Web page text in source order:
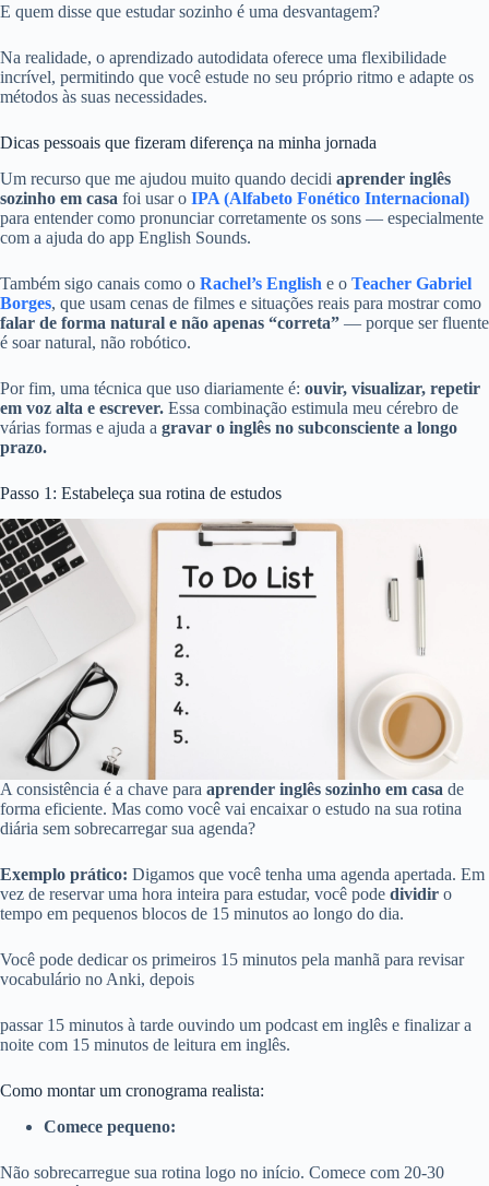
E quem disse que estudar sozinho é uma desvantagem?
Na realidade, o aprendizado autodidata oferece uma flexibilidade
incrível, permitindo que você estude no seu próprio ritmo e adapte os
métodos às suas necessidades.
Dicas pessoais que fizeram diferença na minha jornada
Um recurso que me ajudou muito quando decidi aprender inglês
sozinho em casa foi usar o IPA (Alfabeto Fonético Internacional)
para entender como pronunciar corretamente os sons — especialmente
com a ajuda do app English Sounds.
Também sigo canais como o Rachel’s English e o Teacher Gabriel
Borges, que usam cenas de filmes e situações reais para mostrar como
falar de forma natural e não apenas “correta” — porque ser fluente
é soar natural, não robótico.
Por fim, uma técnica que uso diariamente é: ouvir, visualizar, repetir
em voz alta e escrever. Essa combinação estimula meu cérebro de
várias formas e ajuda a gravar o inglês no subconsciente a longo
prazo.
Passo 1: Estabeleça sua rotina de estudos
A consistência é a chave para aprender inglês sozinho em casa de
forma eficiente. Mas como você vai encaixar o estudo na sua rotina
diária sem sobrecarregar sua agenda?
Exemplo prático: Digamos que você tenha uma agenda apertada. Em
vez de reservar uma hora inteira para estudar, você pode dividir o
tempo em pequenos blocos de 15 minutos ao longo do dia.
Você pode dedicar os primeiros 15 minutos pela manhã para revisar
vocabulário no Anki, depois
passar 15 minutos à tarde ouvindo um podcast em inglês e finalizar a
noite com 15 minutos de leitura em inglês.
Como montar um cronograma realista:
Comece pequeno:
Não sobrecarregue sua rotina logo no início. Comece com 20-30